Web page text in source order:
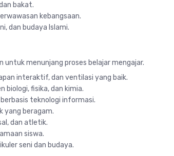
bakat.
kebangsaan.
dan budaya Islami.
untuk menunjang proses belajar mengajar.
interaktif, dan ventilasi yang baik.
biologi, fisika, dan kimia.
teknologi informasi.
yang beragam.
dan atletik.
siswa.
seni dan budaya.